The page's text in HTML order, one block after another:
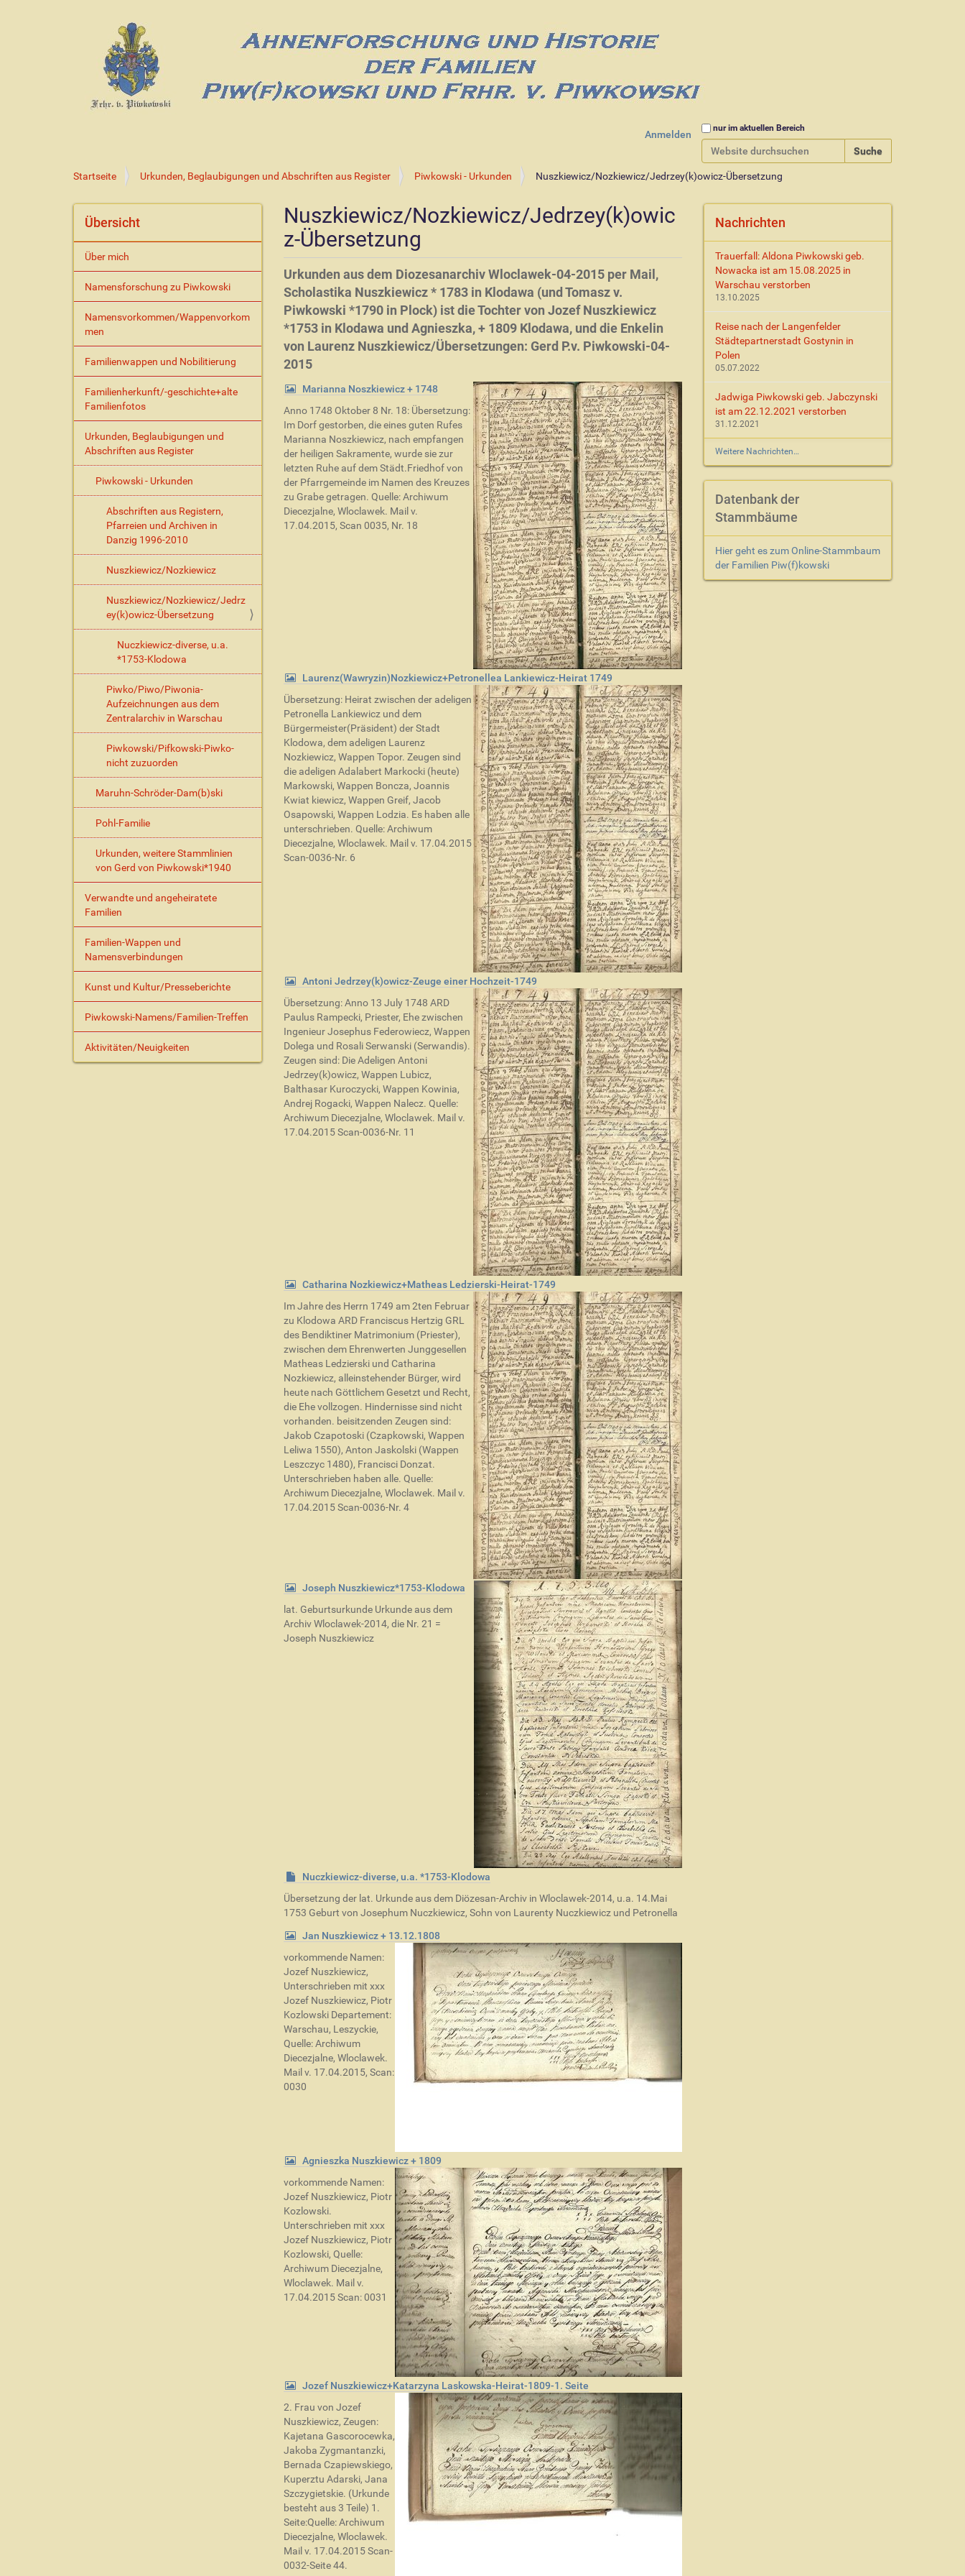
Website durchsuchen
nur im aktuellen Bereich
Erweiterte Suche…
Anmelden
S
e
h
e
Startseite Urkunden, Beglaubigungen und Abschriften aus Register Piwkowski - Urkunden Nuszkiewicz/Nozkiewicz/Jedrzey(k)owicz-Übersetzung
Nuszkiewicz/Nozkiewicz/Jedrzey(k)owic
z-Übersetzung
Urkunden aus dem Diozesanarchiv Wloclawek-04-2015 per Mail,
Scholastika Nuszkiewicz * 1783 in Klodawa (und Tomasz v.
Piwkowski *1790 in Plock) ist die Tochter von Jozef Nuszkiewicz
*1753 in Klodawa und Agnieszka, + 1809 Klodawa, und die Enkelin
von Laurenz Nuszkiewicz/Übersetzungen: Gerd P.v. Piwkowski-04-
2015
Marianna Noszkiewicz + 1748
Anno 1748 Oktober 8 Nr. 18: Übersetzung:
Im Dorf gestorben, die eines guten Rufes
Marianna Noszkiewicz, nach empfangen
der heiligen Sakramente, wurde sie zur
letzten Ruhe auf dem Städt.Friedhof von
der Pfarrgemeinde im Namen des Kreuzes
zu Grabe getragen. Quelle: Archiwum
Diecezjalne, Wloclawek. Mail v.
17.04.2015, Scan 0035, Nr. 18
Laurenz(Wawryzin)Nozkiewicz+Petronellea Lankiewicz-Heirat 1749
Übersetzung: Heirat zwischen der adeligen
Petronella Lankiewicz und dem
Bürgermeister(Präsident) der Stadt
Klodowa, dem adeligen Laurenz
Nozkiewicz, Wappen Topor. Zeugen sind
die adeligen Adalabert Markocki (heute)
Markowski, Wappen Boncza, Joannis
Kwiat kiewicz, Wappen Greif, Jacob
Osapowski, Wappen Lodzia. Es haben alle
unterschrieben. Quelle: Archiwum
Diecezjalne, Wloclawek. Mail v. 17.04.2015
Scan-0036-Nr. 6
Antoni Jedrzey(k)owicz-Zeuge einer Hochzeit-1749
Übersetzung: Anno 13 July 1748 ARD
Paulus Rampecki, Priester, Ehe zwischen
Ingenieur Josephus Federowiecz, Wappen
Dolega und Rosali Serwanski (Serwandis).
Zeugen sind: Die Adeligen Antoni
Jedrzey(k)owicz, Wappen Lubicz,
Balthasar Kuroczycki, Wappen Kowinia,
Andrej Rogacki, Wappen Nalecz. Quelle:
Archiwum Diecezjalne, Wloclawek. Mail v.
17.04.2015 Scan-0036-Nr. 11
Catharina Nozkiewicz+Matheas Ledzierski-Heirat-1749
Im Jahre des Herrn 1749 am 2ten Februar
zu Klodowa ARD Franciscus Hertzig GRL
des Bendiktiner Matrimonium (Priester),
zwischen dem Ehrenwerten Junggesellen
Matheas Ledzierski und Catharina
Nozkiewicz, alleinstehender Bürger, wird
heute nach Göttlichem Gesetzt und Recht,
die Ehe vollzogen. Hindernisse sind nicht
vorhanden. beisitzenden Zeugen sind:
Jakob Czapotoski (Czapkowski, Wappen
Leliwa 1550), Anton Jaskolski (Wappen
Leszczyc 1480), Francisci Donzat.
Unterschrieben haben alle. Quelle:
Archiwum Diecezjalne, Wloclawek. Mail v.
17.04.2015 Scan-0036-Nr. 4
Joseph Nuszkiewicz*1753-Klodowa
lat. Geburtsurkunde Urkunde aus dem
Archiv Wloclawek-2014, die Nr. 21 =
Joseph Nuszkiewicz
Nuczkiewicz-diverse, u.a. *1753-Klodowa
Übersetzung der lat. Urkunde aus dem Diözesan-Archiv in Wloclawek-2014, u.a. 14.Mai
1753 Geburt von Josephum Nuczkiewicz, Sohn von Laurenty Nuczkiewicz und Petronella
Jan Nuszkiewicz + 13.12.1808
vorkommende Namen:
Jozef Nuszkiewicz,
Unterschrieben mit xxx
Jozef Nuszkiewicz, Piotr
Kozlowski Departement:
Warschau, Leszyckie,
Quelle: Archiwum
Diecezjalne, Wloclawek.
Mail v. 17.04.2015, Scan:
0030
Agnieszka Nuszkiewicz + 1809
vorkommende Namen:
Jozef Nuszkiewicz, Piotr
Kozlowski.
Unterschrieben mit xxx
Jozef Nuszkiewicz, Piotr
Kozlowski, Quelle:
Archiwum Diecezjalne,
Wloclawek. Mail v.
17.04.2015 Scan: 0031
Jozef Nuszkiewicz+Katarzyna Laskowska-Heirat-1809-1. Seite
2. Frau von Jozef
Nuszkiewicz, Zeugen:
Kajetana Gascorocewka,
Jakoba Zygmantanzki,
Bernada Czapiewskiego,
Kuperztu Adarski, Jana
Szczygietskie. (Urkunde
besteht aus 3 Teile) 1.
Seite:Quelle: Archiwum
Diecezjalne, Wloclawek.
Mail v. 17.04.2015 Scan-
0032-Seite 44.
Übersicht
Über mich
Namensforschung zu Piwkowski
Namensvorkommen/Wappenvorkom
men
Familienwappen und Nobilitierung
Familienherkunft/-geschichte+alte
Familienfotos
Urkunden, Beglaubigungen und
Abschriften aus Register
Piwkowski - Urkunden
Abschriften aus Registern,
Pfarreien und Archiven in
Danzig 1996-2010
Nuszkiewicz/Nozkiewicz
Nuszkiewicz/Nozkiewicz/Jedrz
ey(k)owicz-Übersetzung
Nuczkiewicz-diverse, u.a.
*1753-Klodowa
Piwko/Piwo/Piwonia-
Aufzeichnungen aus dem
Zentralarchiv in Warschau
Piwkowski/Pifkowski-Piwko-
nicht zuzuorden
Maruhn-Schröder-Dam(b)ski
Pohl-Familie
Urkunden, weitere Stammlinien
von Gerd von Piwkowski*1940
Verwandte und angeheiratete
Familien
Familien-Wappen und
Namensverbindungen
Kunst und Kultur/Presseberichte
Piwkowski-Namens/Familien-Treffen
Aktivitäten/Neuigkeiten
Nachrichten
Trauerfall: Aldona Piwkowski geb.
Nowacka ist am 15.08.2025 in
Warschau verstorben
13.10.2025
Reise nach der Langenfelder
Städtepartnerstadt Gostynin in
Polen
05.07.2022
Jadwiga Piwkowski geb. Jabczynski
ist am 22.12.2021 verstorben
31.12.2021
Weitere Nachrichten…
Datenbank der
Stammbäume
Hier geht es zum Online-Stammbaum
der Familien Piw(f)kowski